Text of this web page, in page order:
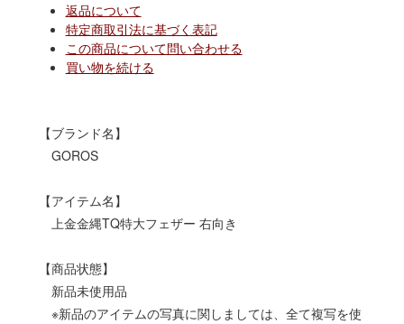
返品について
特定商取引法に基づく表記
この商品について問い合わせる
買い物を続ける
【ブランド名】
GOROS
【アイテム名】
上金金縄TQ特大フェザー 右向き
【商品状態】
新品未使用品
※新品のアイテムの写真に関しましては、全て複写を使